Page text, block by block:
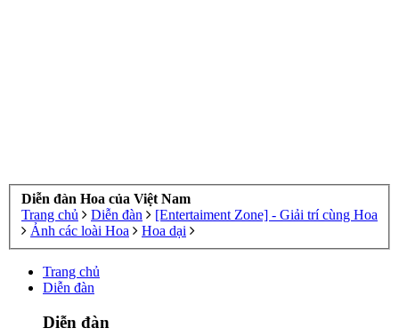
Diễn đàn Hoa của Việt Nam
Trang chủ
Diễn đàn
[Entertaiment Zone] - Giải trí cùng Hoa
Ảnh các loài Hoa
Hoa dại
Trang chủ
Diễn đàn
Diễn đàn